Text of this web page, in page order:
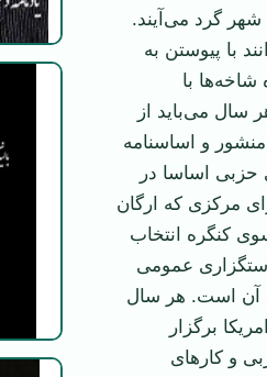
گرد می‌آيند.
با پيوستن به
شاخه‌ها با
سال می‌بايد از
و ‏اساسنامه
حزبی اساسا در
مرکزی ‏كه ارگان
کنگره انتخاب
عمومی
آن است. هر سال
برگزار
و كارهای